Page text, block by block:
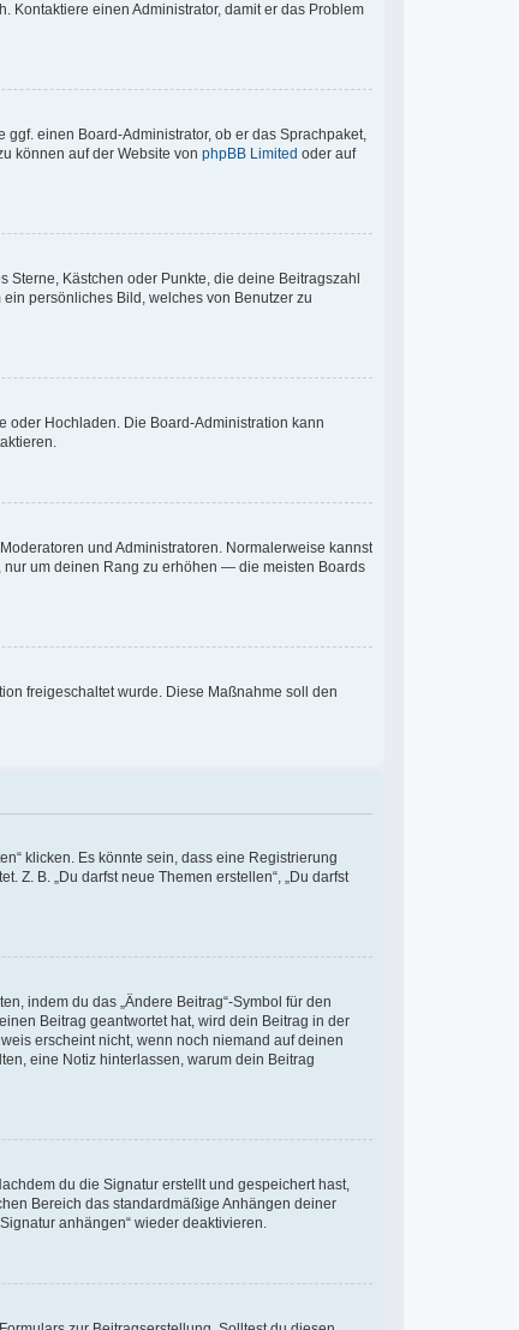
Kontaktiere einen Administrator, damit er das Problem
einen Board-Administrator, ob er das Sprachpaket,
können auf der Website von phpBB Limited oder auf
Kästchen oder Punkte, die deine Beitragszahl
persönliches Bild, welches von Benutzer zu
oder Hochladen. Die Board-Administration kann
und Administratoren. Normalerweise kannst
um deinen Rang zu erhöhen — die meisten Boards
freigeschaltet wurde. Diese Maßnahme soll den
klicken. Es könnte sein, dass eine Registrierung
B. „Du darfst neue Themen erstellen“, „Du darfst
indem du das „Ändere Beitrag“-Symbol für den
Beitrag geantwortet hat, wird dein Beitrag in der
erscheint nicht, wenn noch niemand auf deinen
eine Notiz hinterlassen, warum dein Beitrag
du die Signatur erstellt und gespeichert hast,
Bereich das standardmäßige Anhängen deiner
anhängen“ wieder deaktivieren.